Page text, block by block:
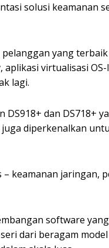
solusi keamanan
yang
virtualisasi
lagi.
dan DS718+
diperkenalkan
keamanan jaringan,
software
dari beragam